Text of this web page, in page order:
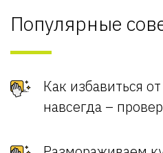
Популярные
Как избавиться
навсегда –